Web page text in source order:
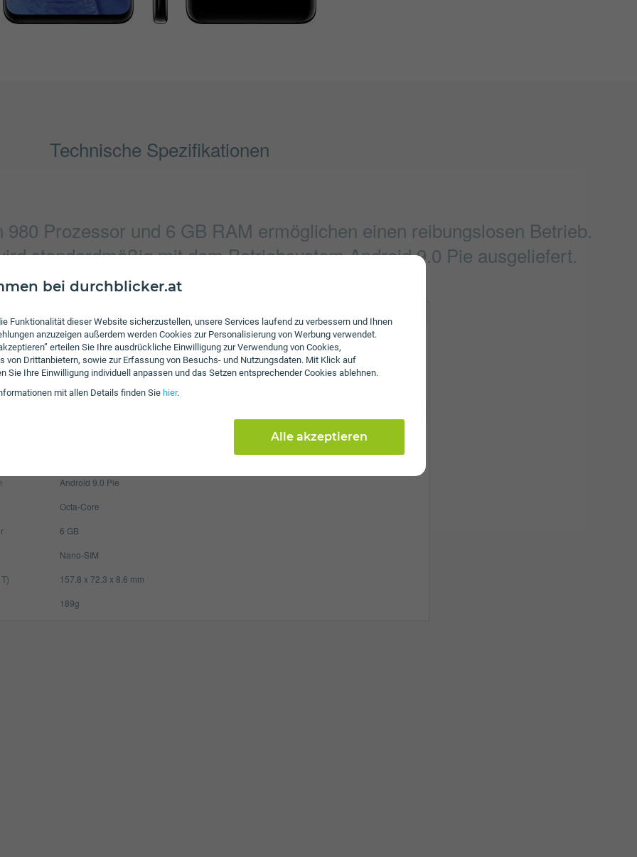
bei durchblicker.at
Funktionalität dieser Website sicherzustellen, unsere Services laufend zu verbessern und Ihnen
anzuzeigen außerdem werden Cookies zur Personalisierung von Werbung verwendet.
erteilen Sie Ihre ausdrückliche Einwilligung zur Verwendung von Cookies,
von Drittanbietern, sowie zur Erfassung von Besuchs- und Nutzungsdaten. Mit Klick auf
Sie Ihre Einwilligung individuell anpassen und das Setzen entsprechender Cookies ablehnen.
mit allen Details finden Sie hier.
Alle akzeptieren
Technische Spezifikationen
Prozessor und 6 GB RAM ermöglichen einen reibungslosen Betrieb.
standardmäßig mit dem Betriebsystem Android 9.0 Pie ausgeliefert.
5656 x 4242 Pixel
8165 x 4898 Pixel
Bluetooth
5.0
NFC
Android 9.0 Pie
Octa-Core
6 GB
Nano-SIM
157.8 x 72.3 x 8.6 mm
189g
538 ppi
1440 x 3120 Pixel